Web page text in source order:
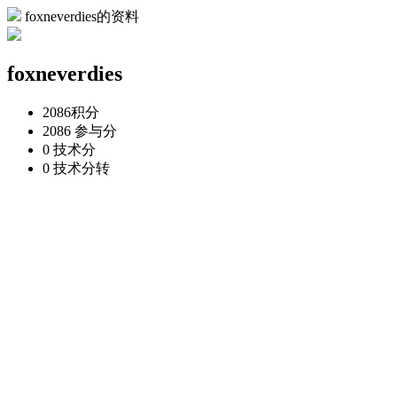
foxneverdies的资料
foxneverdies
2086积分
2086 参与分
0 技术分
0 技术分转